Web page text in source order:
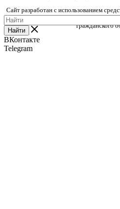
Сайт разработан с использованием
Федерации, предоставленного Фондом
гражданского
Найти
ВКонтакте
Telegram